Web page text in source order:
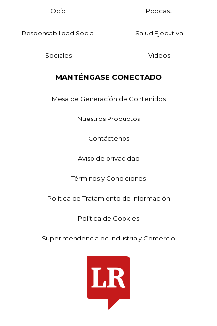
Ocio Podcast
Responsabilidad Social Salud Ejecutiva
Sociales Videos
MANTÉNGASE CONECTADO
Mesa de Generación de Contenidos
Nuestros Productos
Contáctenos
Aviso de privacidad
Términos y Condiciones
Política de Tratamiento de Información
Política de Cookies
Superintendencia de Industria y Comercio